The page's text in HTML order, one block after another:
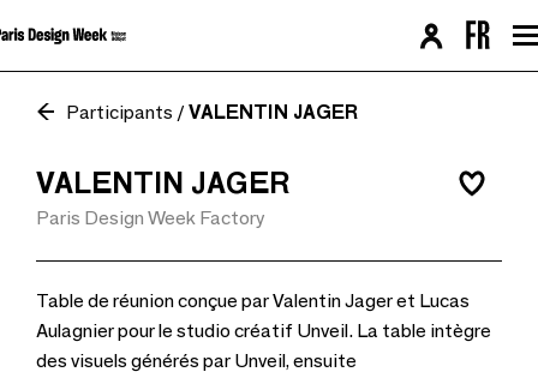
› Aller au contenu
› Retour au menu
› Aller au pied de page
› Retour au menu
Participants / VALENTIN JAGER
VALENTIN JAGER
Paris Design Week Factory
Table de réunion conçue par Valentin Jager et Lucas
Aulagnier pour le studio créatif Unveil. La table intègre
des visuels générés par Unveil, ensuite